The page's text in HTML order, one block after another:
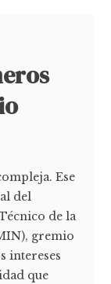
Ese
del
de la
gremio
intereses
que